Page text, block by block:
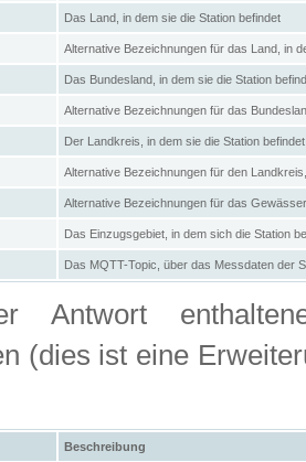
Das Land, in dem sie die Station befindet
Alternative Bezeichnungen für das Land, in
Das Bundesland, in dem sie die Station
Alternative Bezeichnungen für das
Der Landkreis, in dem sie die Station befindet
Alternative Bezeichnungen für den
Alternative Bezeichnungen für das
Das Einzugsgebiet, in dem sich die Station
Das MQTT-Topic, über das Messdaten der
(dies ist eine
Beschreibung